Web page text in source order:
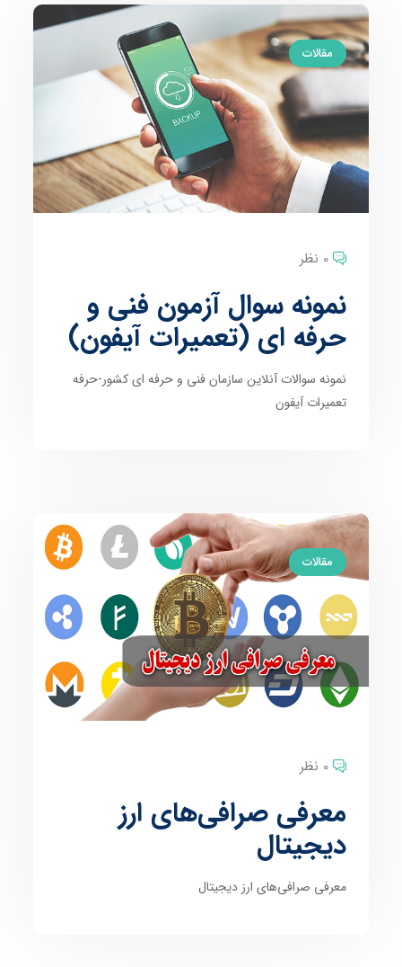
مقالات
0 نظر
نمونه سوال آزمون فنی و
حرفه ای (تعمیرات آیفون)
نمونه سوالات آنلاین سازمان فنی و حرفه ای کشور-حرفه
تعمیرات آیفون
مقالات
0 نظر
معرفی صرافی‌‌های ارز
دیجیتال
معرفی صرافی‌‌های ارز دیجیتال